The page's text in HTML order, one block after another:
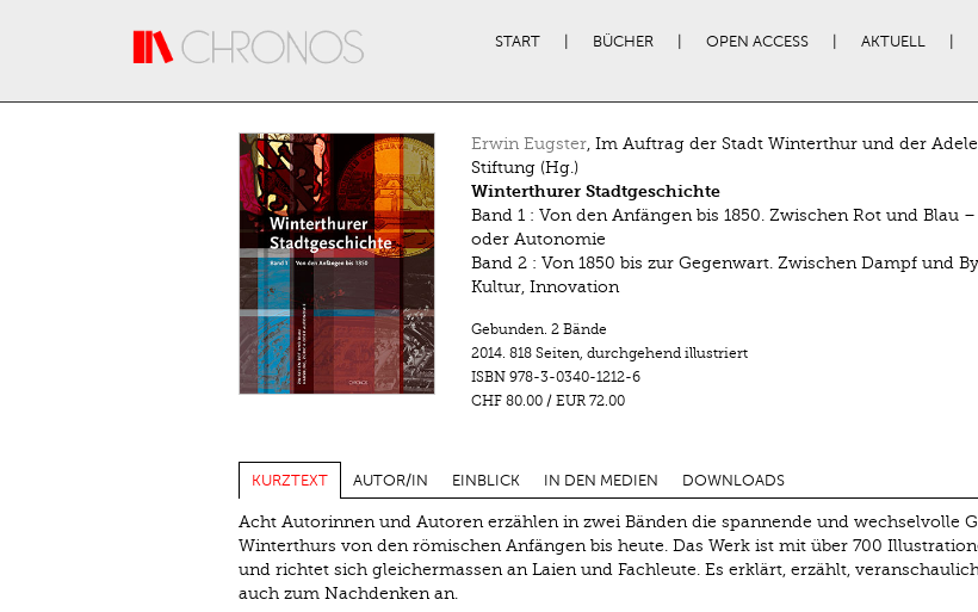
START BÜCHER OPEN ACCESS AKTUELL
Erwin Eugster, Im Auftrag der Stadt Winterthur und der
Stiftung (Hg.)
Winterthurer Stadtgeschichte
Band 1 : Von den Anfängen bis 1850. Zwischen Rot und Blau
oder Autonomie
Band 2 : Von 1850 bis zur Gegenwart. Zwischen Dampf und
Kultur, Innovation
Gebunden. 2 Bände
2014. 818 Seiten, durchgehend illustriert
ISBN 978-3-0340-1212-6
CHF 80.00/ EUR 72.00
KURZTEXT AUTOR/IN EINBLICK IN DEN MEDIEN DOWNLOADS
Acht Autorinnen und Autoren erzählen in zwei Bänden die spannende und wechselvolle
Winterthurs von den römischen Anfängen bis heute. Das Werk ist mit über 700
und richtet sich gleichermassen an Laien und Fachleute. Es erklärt, erzählt,
auch zum Nachdenken an.